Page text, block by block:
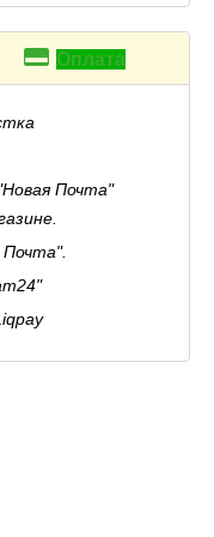
Оплата
Почта"